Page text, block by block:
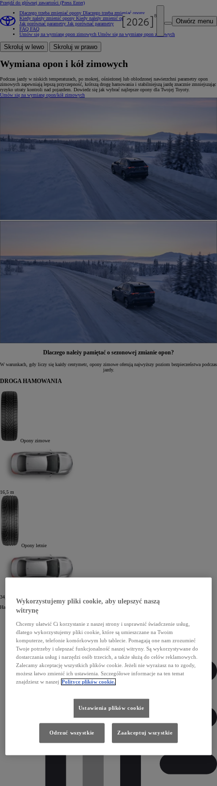
Przejdź do głównej zawartości (Press Enter)
Otwórz menu
Dlaczego trzeba zmieniać opony Dlaczego trzeba zmieniać opony
Kiedy należy zmienić opony Kiedy należy zmienić opony
Jak porównać parametry Jak porównać parametry
FAQ FAQ
Umów się na wymianę opon zimowych Umów się na wymianę opon zimowych
Skroluj w lewo Skroluj w prawo
Wymiana opon i kół zimowych
Podczas jazdy w niskich temperaturach, po mokrej, ośnieżonej lub oblodzonej nawierzchni parametry opon
zimowych zapewniają lepszą przyczepność, krótszą drogę hamowania i stabilniejszą jazdę znacznie zmniejszając
ryzyko utraty kontroli nad pojazdem. Dowiedz się jak wybrać najlepsze opony dla Twojej Toyoty.
Umów się na wymianę opon/kół zimowych
Dlaczego należy pamiętać o sezonowej zmianie opon?
W warunkach, gdy liczy się każdy centymetr, opony zimowe oferują najwyższy poziom bezpieczeństwa podczas
jazdy.
DROGA HAMOWANIA
Opony zimowe
16,5 m
Opony letnie
34,2
Hamowanie na śniegu z prędkością 40 km/h.
Wykorzystujemy pliki cookie, aby ulepszyć naszą
witrynę
Chcemy ułatwić Ci korzystanie z naszej strony i usprawnić świadczenie usług,
dlatego wykorzystujemy pliki cookie, które są umieszczane na Twoim
komputerze, telefonie komórkowym lub tablecie. Pomagają one nam zrozumieć
Twoje potrzeby i ulepszać funkcjonalność naszej witryny. Są wykorzystywane do
dostarczania usług i narzędzi osób trzecich, a także służą do celów reklamowych.
Zalecamy akceptację wszystkich plików cookie. Jeżeli nie wyrażasz na to zgody,
możesz łatwo zmienić ich ustawienia. Szczegółowe informacje na ten temat
znajdziesz w naszej Polityce plików cookie.
Ustawienia plików cookie
Odrzuć wszystkie Zaakceptuj wszystkie